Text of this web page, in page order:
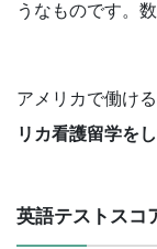
うなものです。
アメリカで働け
リカ看護留学を
英語テストスコ